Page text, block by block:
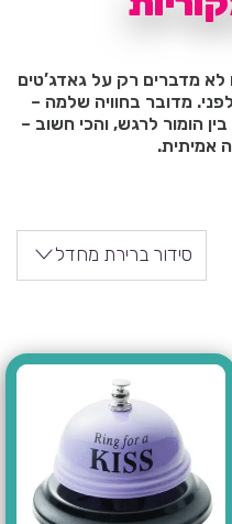
לא מדברים רק על גאדג’טים
מדובר בחוויה שלמה –
הומור לרגש, והכי חשוב –
אמיתית.
סידור ברירת מחדל